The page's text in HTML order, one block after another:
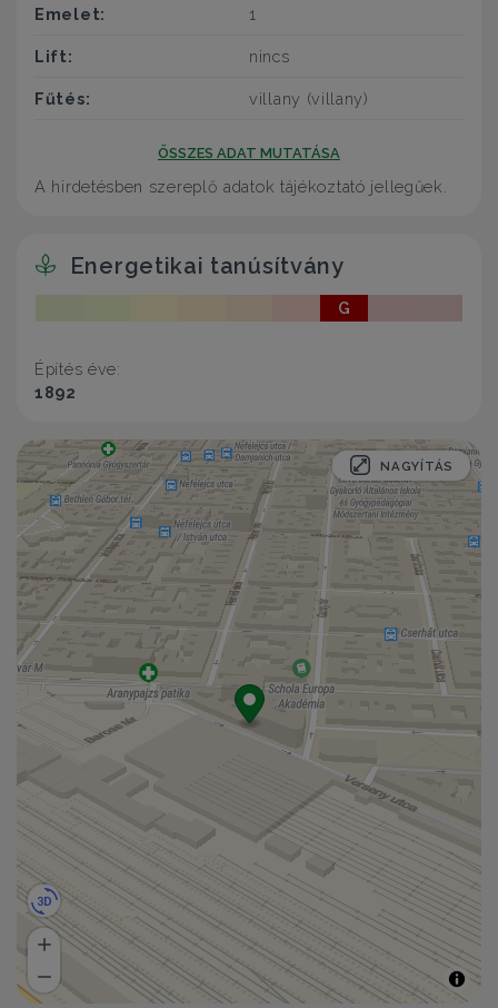
Emelet: 1
Lift: nincs
Fűtés: villany (villany)
ÖSSZES ADAT MUTATÁSA
A hirdetésben szereplő adatok tájékoztató jellegűek.
Energetikai tanúsítvány
G
Építés éve:
1892
NAGYÍTÁS